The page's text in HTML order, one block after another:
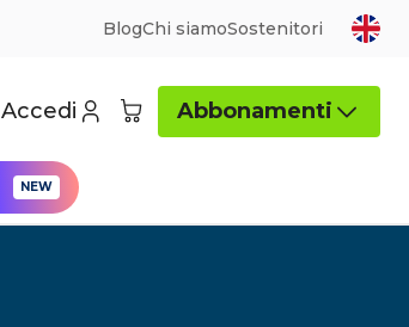
BlogChi siamoSostenitori
Accedi Abbonamenti